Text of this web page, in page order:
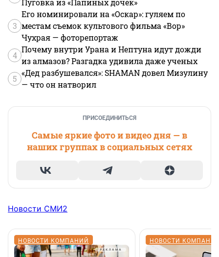
Пуговка из «Папиных дочек»
3
Его номинировали на «Оскар»: гуляем по
местам съемок культового фильма «Вор»
Чухрая — фоторепортаж
4
Почему внутри Урана и Нептуна идут дожди
из алмазов? Разгадка удивила даже ученых
5
«Дед разбушевался»: SHAMAN довел Мизулину
— что он натворил
ПРИСОЕДИНИТЬСЯ
Самые яркие фото и видео дня — в
наших группах в социальных сетях
Новости СМИ2
НОВОСТИ КОМПАНИЙ НОВОСТИ